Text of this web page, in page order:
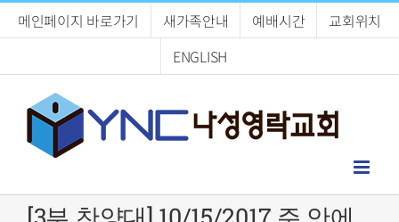
메인페이지 바로가기 새가족안내 예배시간
교회위치
ENGLISH